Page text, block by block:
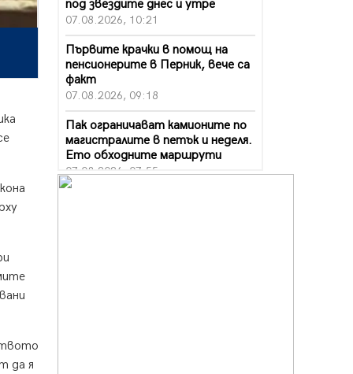
да я
под звездите днес и утре
07.08.2026, 10:21
Първите крачки в помощ на
пенсионерите в Перник, вече са
факт
07.08.2026, 09:18
Пак ограничават камионите по
магистралите в петък и неделя.
Ето обходните маршрути
07.08.2026, 07:55